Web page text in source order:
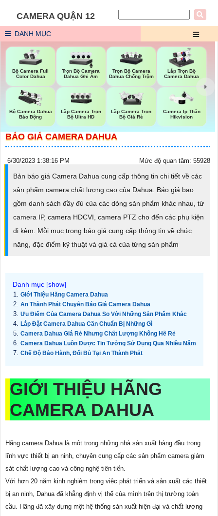
CAMERA QUẬN 12
DANH MỤC
Bộ Camera Full
Color Dahua
Trọn Bộ Camera
Dahua Ghi Âm
Trọn Bộ Camera
Dahua Chống Trộm
Lắp Trọn Bộ
Camera Dahua
Bộ Camera Dahua
Báo Động
Lắp Camera Trọn
Bộ Ultra HD
Lắp Camera Trọn
Bộ Giá Rẻ
Camera Ip Thân
Hikvision
BÁO GIÁ CAMERA DAHUA
6/30/2023 1:38:16 PM Mức độ quan tâm: 55928
Bản báo giá Camera Dahua cung cấp thông tin chi tiết về các
sản phẩm camera chất lượng cao của Dahua. Báo giá bao
gồm danh sách đầy đủ của các dòng sản phẩm khác nhau, từ
camera IP, camera HDCVI, camera PTZ cho đến các phụ kiện
đi kèm. Mỗi mục trong báo giá cung cấp thông tin về chức
năng, đặc điểm kỹ thuật và giá cả của từng sản phẩm
Giới Thiệu Hãng Camera Dahua
An Thành Phát Chuyên Báo Giá Camera Dahua
Ưu Điểm Của Camera Dahua So Với Những Sản Phẩm Khác
Lắp Đặt Camera Dahua Cần Chuẩn Bị Những Gì
Camera Dahua Giá Rẻ Nhưng Chất Lượng Không Hề Rẻ
Camera Dahua Luôn Được Tin Tưởng Sử Dụng Qua Nhiều Năm
Chế Độ Bảo Hành, Đổi Bù Tại An Thành Phát
GIỚI THIỆU HÃNG
CAMERA DAHUA
Hãng camera Dahua là một trong những nhà sản xuất hàng đầu trong
lĩnh vực thiết bị an ninh, chuyên cung cấp các sản phẩm camera giám
sát chất lượng cao và công nghệ tiên tiến.
Với hơn 20 năm kinh nghiệm trong việc phát triển và sản xuất các thiết
bị an ninh, Dahua đã khẳng định vị thế của mình trên thị trường toàn
cầu. Hãng đã xây dựng một hệ thống sản xuất hiện đại và chất lượng